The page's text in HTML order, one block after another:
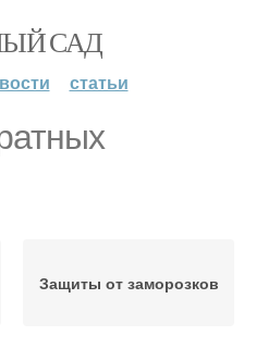
САД
статьи
Защиты от заморозков